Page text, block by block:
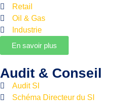
Retail
Oil & Gas
Industrie
En savoir plus
Audit & Conseil
Audit SI
Schéma Directeur du SI